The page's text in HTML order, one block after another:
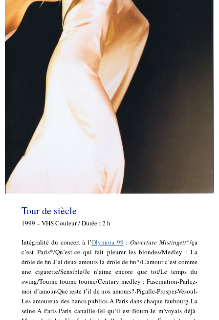
Tour de siècle
1999 – VHSCouleur / Durée : 2 h
Intégralité du concert à l’Olympia 99 :Ouverture Mistingett*/ça
c’est Paris*/Qu’est-ce qui fait pleurer les blondes/Medley : La
drôle de fin-J’ai deux amours-la drôle de fin*/L’amour c’est comme
une cigarette/Sensible/Je n’aime encore que toi/Le temps du
swing/Tourne tourne tourne/Century medley : Fascination-Parlez-
moi d’amour-Que reste t’il de nos amours?-Pigalle-Prosper-Vesoul-
Les amoureux des bancs publics-A Paris dans chaque faubourg-La
seine-A Paris-Paris canaille-Tel qu’il est-Boum-Je m’voyais déjà-